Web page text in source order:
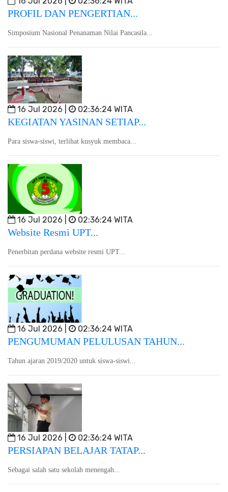
PROFIL DAN PENGERTIAN...
Simposium Nasional Penanaman Nilai Pancasila...
16 Jul 2026 | 02:36:24 WITA
KEGIATAN YASINAN SETIAP...
Para siswa-siswi, terlihat kusyuk membaca...
16 Jul 2026 | 02:36:24 WITA
Website Resmi UPT...
Penerbitan perdana website resmi UPT...
16 Jul 2026 | 02:36:24 WITA
PENGUMUMAN PELULUSAN TAHUN...
Tahun ajaran 2019/2020 untuk siswa-siswi...
16 Jul 2026 | 02:36:24 WITA
PERSIAPAN BELAJAR TATAP...
Sebagai salah satu sekolah menengah...